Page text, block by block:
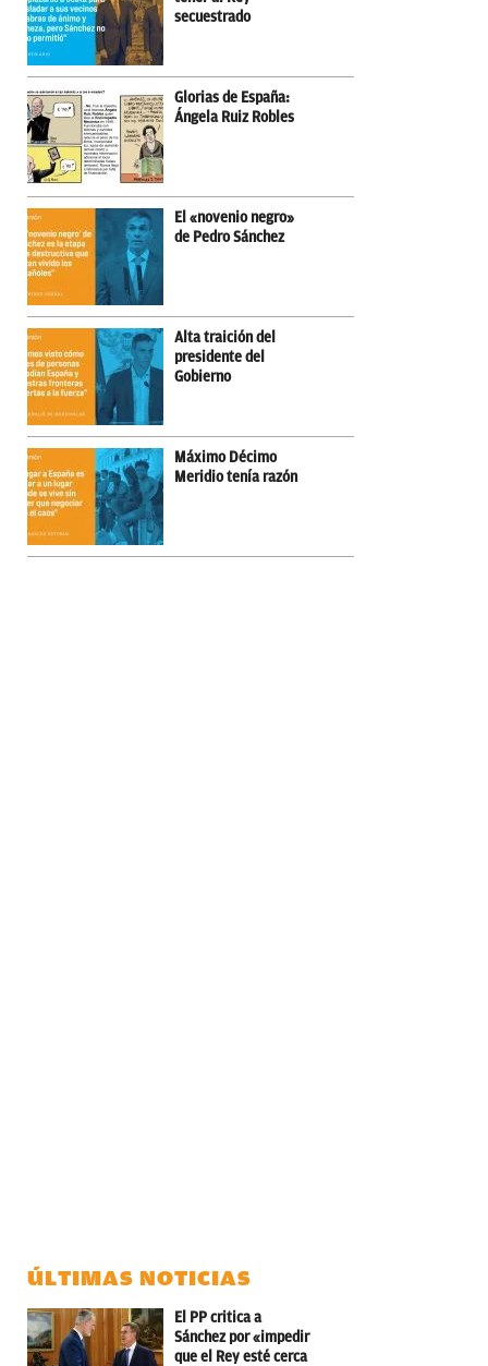
secuestrado
Glorias de España:
Ángela Ruiz Robles
El «novenio negro»
de Pedro Sánchez
Alta traición del
presidente del
Gobierno
Máximo Décimo
Meridio tenía razón
ÚLTIMAS NOTICIAS
El PP critica a
Sánchez por «impedir
que el Rey esté cerca